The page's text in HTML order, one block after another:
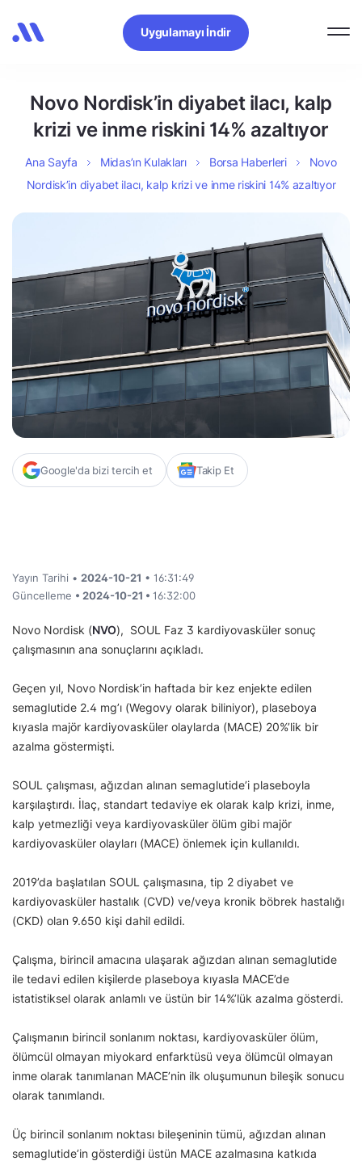
Uygulamayı İndir
Novo Nordisk’in diyabet ilacı, kalp
krizi ve inme riskini 14% azaltıyor
Ana Sayfa Midas’ın Kulakları Borsa Haberleri
Novo
Nordisk’in diyabet ilacı, kalp krizi ve inme riskini 14% azaltıyor
Google'da bizi tercih et Takip Et
Yayın Tarihi • 2024-10-21 • 16:31:49
Güncelleme • 2024-10-21 • 16:32:00
Novo Nordisk (NVO), SOUL Faz 3 kardiyovasküler sonuç
çalışmasının ana sonuçlarını açıkladı.
Geçen yıl, Novo Nordisk’in haftada bir kez enjekte edilen
semaglutide 2.4 mg’ı (Wegovy olarak biliniyor), plaseboya
kıyasla majör kardiyovasküler olaylarda (MACE) 20%’lik bir
azalma göstermişti.
SOUL çalışması, ağızdan alınan semaglutide’i plaseboyla
karşılaştırdı. İlaç, standart tedaviye ek olarak kalp krizi, inme,
kalp yetmezliği veya kardiyovasküler ölüm gibi majör
kardiyovasküler olayları (MACE) önlemek için kullanıldı.
2019’da başlatılan SOUL çalışmasına, tip 2 diyabet ve
kardiyovasküler hastalık (CVD) ve/veya kronik böbrek hastalığı
(CKD) olan 9.650 kişi dahil edildi.
Çalışma, birincil amacına ulaşarak ağızdan alınan semaglutide
ile tedavi edilen kişilerde plaseboya kıyasla MACE’de
istatistiksel olarak anlamlı ve üstün bir 14%’lük azalma gösterdi.
Çalışmanın birincil sonlanım noktası, kardiyovasküler ölüm,
ölümcül olmayan miyokard enfarktüsü veya ölümcül olmayan
inme olarak tanımlanan MACE’nin ilk oluşumunun bileşik sonucu
olarak tanımlandı.
Üç birincil sonlanım noktası bileşeninin tümü, ağızdan alınan
semaglutide’in gösterdiği üstün MACE azalmasına katkıda